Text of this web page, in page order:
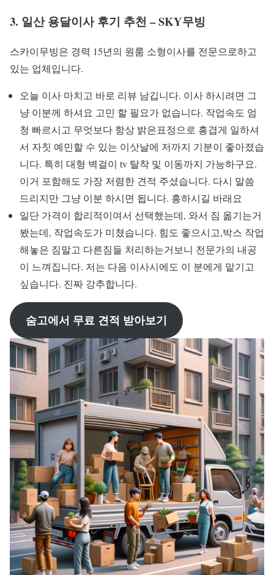
3. 일산 용달이사 후기 추천 – SKY무빙
스카이무빙은 경력 15년의 원룸 소형이사를 전문으로하고
있는 업체입니다.
오늘 이사 마치고 바로 리뷰 남깁니다. 이사 하시려면 그
냥 이분께 하셔요 고민 할 필요가 없습니다. 작업속도 엄
청 빠르시고 무엇보다 항상 밝은표정으로 흥겹게 일하셔
서 자칫 예민할 수 있는 이삿날에 저까지 기분이 좋아졌습
니다. 특히 대형 벽걸이 tv 탈착 및 이동까지 가능하구요.
이거 포함해도 가장 저렴한 견적 주셨습니다. 다시 말씀
드리지만 그냥 이분 하시면 됩니다. 흥하시길 바래요
일단 가격이 합리적이여서 선택했는데, 와서 짐 옮기는거
봤는데, 작업속도가 미쳤습니다. 힘도 좋으시고,박스 작업
해놓은 짐말고 다른짐들 처리하는거보니 전문가의 내공
이 느껴집니다. 저는 다음 이사시에도 이 분에게 맡기고
싶습니다. 진짜 강추합니다.
숨고에서 무료 견적 받아보기